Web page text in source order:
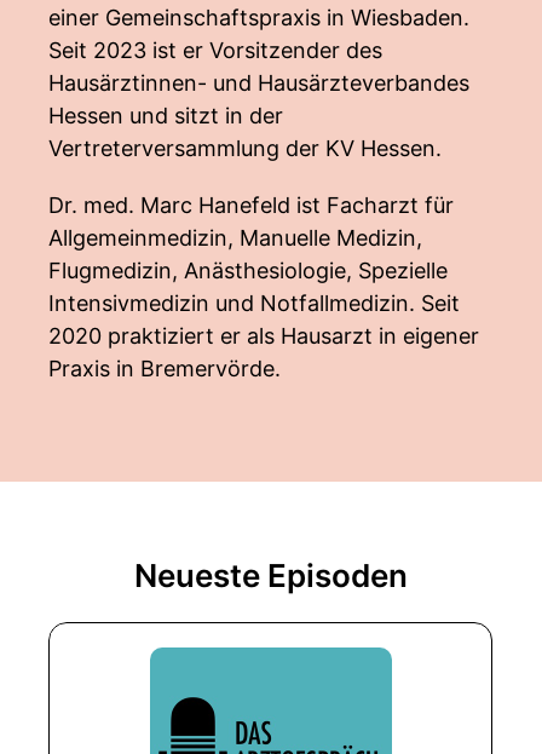
einer Gemeinschaftspraxis in Wiesbaden.
Seit 2023 ist er Vorsitzender des
Hausärztinnen- und Hausärzteverbandes
Hessen und sitzt in der
Vertreterversammlung der KV Hessen.
Dr. med. Marc Hanefeld ist Facharzt für
Allgemeinmedizin, Manuelle Medizin,
Flugmedizin, Anästhesiologie, Spezielle
Intensivmedizin und Notfallmedizin. Seit
2020 praktiziert er als Hausarzt in eigener
Praxis in Bremervörde.
Neueste Episoden